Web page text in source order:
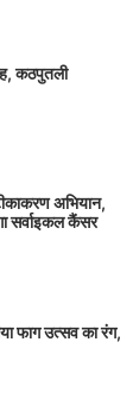
कठपुतली
अभियान,
सर्वाइकल कैंसर
फाग उत्सव का रंग,